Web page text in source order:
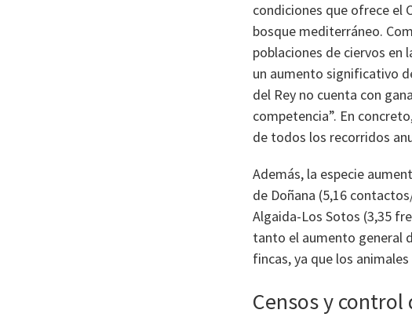
condiciones que ofrece el
bosque mediterráneo.
poblaciones de ciervos en
un aumento significativo
del Rey no cuenta con
competencia”. En
de todos los recorridos
Además, la especie
de Doñana (5,16
Algaida-Los Sotos (3,35
tanto el aumento general
fincas, ya que los
Censos y